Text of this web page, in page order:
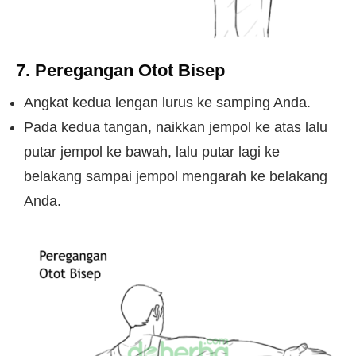
7. Peregangan Otot Bisep
Angkat kedua lengan lurus ke samping Anda.
Pada kedua tangan, naikkan jempol ke atas lalu
putar jempol ke bawah, lalu putar lagi ke
belakang sampai jempol mengarah ke belakang
Anda.